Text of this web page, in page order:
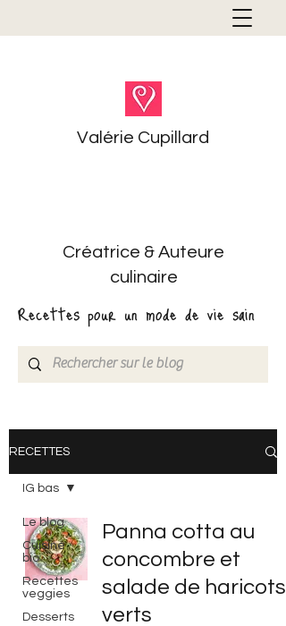
Valérie Cupillard
Créatrice & Auteure
culinaire
Recettes pour un mode de vie sain
RECETTES
Le blog
Cuisine
bio
Recettes
veggies
Desserts
IG bas
Panna cotta au
concombre et
salade de haricots
verts